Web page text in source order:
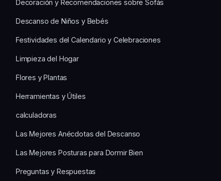
Decoración y Recomendaciones sobre Sofás
Descanso de Niños y Bebés
Festividades del Calendario y Celebraciones
Limpieza del Hogar
Flores y Plantas
Herramientas y Útiles
calculadoras
Las Mejores Anécdotas del Descanso
Las Mejores Posturas para Dormir Bien
Preguntas y Respuestas